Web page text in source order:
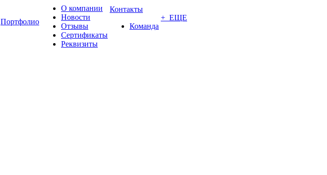
Портфолио
О компании
Новости
Отзывы
Сертификаты
Реквизиты
Контакты
Команда
+ ЕЩЕ